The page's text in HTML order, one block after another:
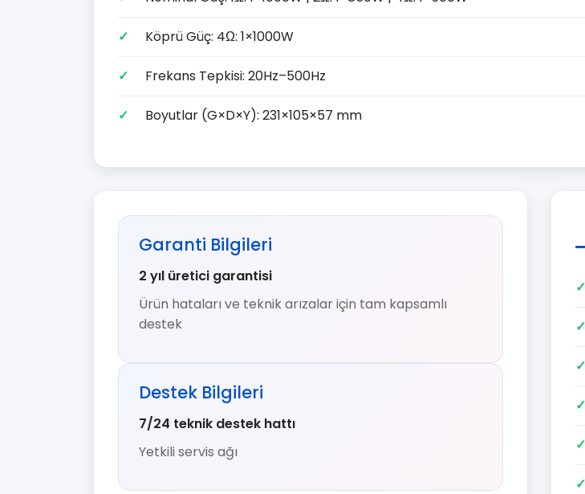
Köprü Güç: 4Ω: 1×1000W
Frekans Tepkisi: 20Hz–500Hz
Boyutlar (G×D×Y): 231×105×57 mm
Garanti Bilgileri
2 yıl üretici garantisi
Ürün hataları ve teknik arızalar için tam kapsamlı
destek
Destek Bilgileri
7/24 teknik destek hattı
Yetkili servis ağı